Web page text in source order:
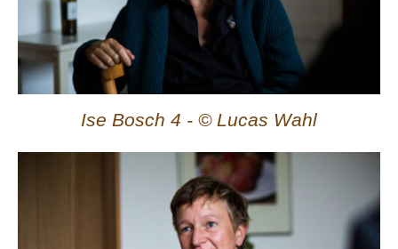
Ise Bosch 4 - © Lucas Wahl